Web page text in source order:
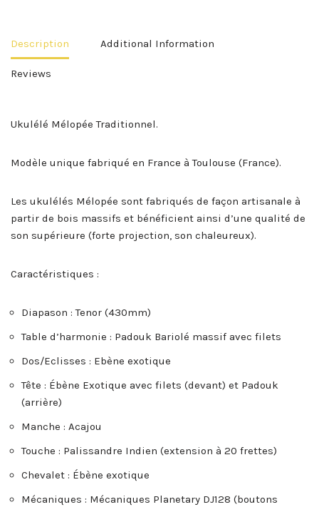
Description Additional Information
Reviews
Ukulélé Mélopée Traditionnel.
Modèle unique fabriqué en France à Toulouse (France).
Les ukulélés Mélopée sont fabriqués de façon artisanale à
partir de bois massifs et bénéficient ainsi d’une qualité de
son supérieure (forte projection, son chaleureux).
Caractéristiques :
Diapason : Tenor (430mm)
Table d’harmonie : Padouk Bariolé massif avec filets
Dos/Eclisses : Ebène exotique
Tête : Ébène Exotique avec filets (devant) et Padouk
(arrière)
Manche : Acajou
Touche : Palissandre Indien (extension à 20 frettes)
Chevalet : Ébène exotique
Mécaniques : Mécaniques Planetary DJ128 (boutons